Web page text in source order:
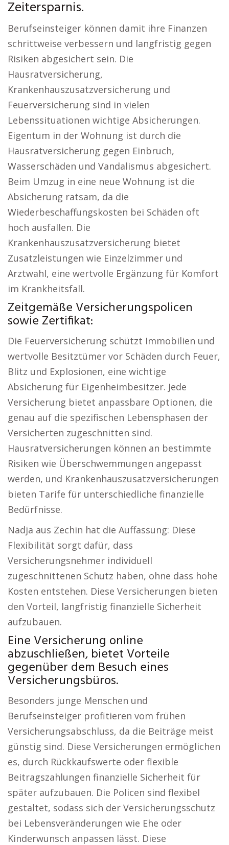
Zeitersparnis.
Berufseinsteiger können damit ihre Finanzen
schrittweise verbessern und langfristig gegen
Risiken abgesichert sein. Die
Hausratversicherung,
Krankenhauszusatzversicherung und
Feuerversicherung sind in vielen
Lebenssituationen wichtige Absicherungen.
Eigentum in der Wohnung ist durch die
Hausratversicherung gegen Einbruch,
Wasserschäden und Vandalismus abgesichert.
Beim Umzug in eine neue Wohnung ist die
Absicherung ratsam, da die
Wiederbeschaffungskosten bei Schäden oft
hoch ausfallen. Die
Krankenhauszusatzversicherung bietet
Zusatzleistungen wie Einzelzimmer und
Arztwahl, eine wertvolle Ergänzung für Komfort
im Krankheitsfall.
Zeitgemäße Versicherungspolicen
sowie Zertifikat:
Die Feuerversicherung schützt Immobilien und
wertvolle Besitztümer vor Schäden durch Feuer,
Blitz und Explosionen, eine wichtige
Absicherung für Eigenheimbesitzer. Jede
Versicherung bietet anpassbare Optionen, die
genau auf die spezifischen Lebensphasen der
Versicherten zugeschnitten sind.
Hausratversicherungen können an bestimmte
Risiken wie Überschwemmungen angepasst
werden, und Krankenhauszusatzversicherungen
bieten Tarife für unterschiedliche finanzielle
Bedürfnisse.
Nadja aus Zechin hat die Auffassung: Diese
Flexibilität sorgt dafür, dass
Versicherungsnehmer individuell
zugeschnittenen Schutz haben, ohne dass hohe
Kosten entstehen. Diese Versicherungen bieten
den Vorteil, langfristig finanzielle Sicherheit
aufzubauen.
Eine Versicherung online
abzuschließen, bietet Vorteile
gegenüber dem Besuch eines
Versicherungsbüros.
Besonders junge Menschen und
Berufseinsteiger profitieren vom frühen
Versicherungsabschluss, da die Beiträge meist
günstig sind. Diese Versicherungen ermöglichen
es, durch Rückkaufswerte oder flexible
Beitragszahlungen finanzielle Sicherheit für
später aufzubauen. Die Policen sind flexibel
gestaltet, sodass sich der Versicherungsschutz
bei Lebensveränderungen wie Ehe oder
Kinderwunsch anpassen lässt. Diese